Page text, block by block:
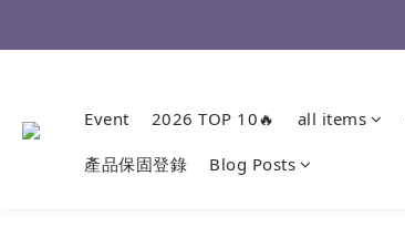
Event 2026 TOP 10🔥 all items
產品保固登錄 Blog Posts